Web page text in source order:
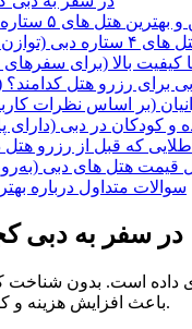
هتل های ۵ ستاره دبی؛ نماد شکوه
قیمت و کیفیت)
کیفیت بالا (برای
برای رزرو هتل کدامند؟
(بر اساس نظرات
و کودکان در دبی (دارای
که قبل از رزرو هتل
هتل‌ های دبی (به‌روز – ۲۰۲۵/
سوالات متداول درباره
در سفر به دبی
داده است. بدون شناخت
باعث افزایش هزینه و کاهش کیفیت سفر شود.